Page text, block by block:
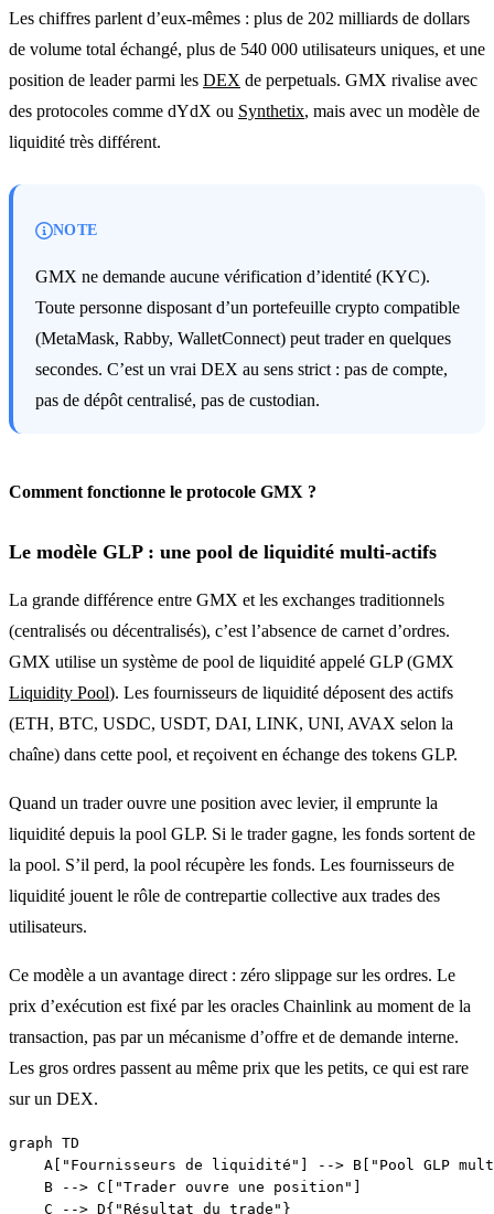
Les chiffres parlent d’eux-mêmes : plus de 202 milliards de dollars
de volume total échangé, plus de 540 000 utilisateurs uniques, et une
position de leader parmi les DEX de perpetuals. GMX rivalise avec
des protocoles comme dYdX ou Synthetix, mais avec un modèle de
liquidité très différent.
NOTE
GMX ne demande aucune vérification d’identité (KYC).
Toute personne disposant d’un portefeuille crypto compatible
(MetaMask, Rabby, WalletConnect) peut trader en quelques
secondes. C’est un vrai DEX au sens strict : pas de compte,
pas de dépôt centralisé, pas de custodian.
Comment fonctionne le protocole GMX ?
Le modèle GLP : une pool de liquidité multi-actifs
La grande différence entre GMX et les exchanges traditionnels
(centralisés ou décentralisés), c’est l’absence de carnet d’ordres.
GMX utilise un système de pool de liquidité appelé GLP (GMX
Liquidity Pool). Les fournisseurs de liquidité déposent des actifs
(ETH, BTC, USDC, USDT, DAI, LINK, UNI, AVAX selon la
chaîne) dans cette pool, et reçoivent en échange des tokens GLP.
Quand un trader ouvre une position avec levier, il emprunte la
liquidité depuis la pool GLP. Si le trader gagne, les fonds sortent de
la pool. S’il perd, la pool récupère les fonds. Les fournisseurs de
liquidité jouent le rôle de contrepartie collective aux trades des
utilisateurs.
Ce modèle a un avantage direct : zéro slippage sur les ordres. Le
prix d’exécution est fixé par les oracles Chainlink au moment de la
transaction, pas par un mécanisme d’offre et de demande interne.
Les gros ordres passent au même prix que les petits, ce qui est rare
sur un DEX.
graph TD
A["Fournisseurs de liquidité"] --> B["Pool GLP
    B --> C["Trader ouvre une position"]
    C --> D{"Résultat du trade"}